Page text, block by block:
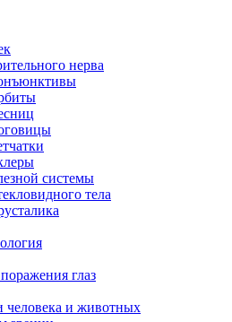
нерва
системы
тела
глаз
человека и животных